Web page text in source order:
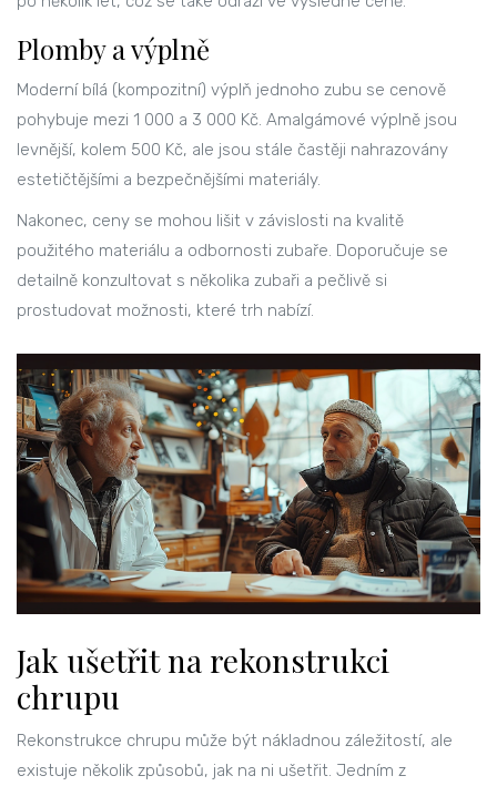
Plomby a výplně
Moderní bílá (kompozitní) výplň jednoho zubu se cenově
pohybuje mezi 1 000 a 3 000 Kč. Amalgámové výplně jsou
levnější, kolem 500 Kč, ale jsou stále častěji nahrazovány
estetičtějšími a bezpečnějšími materiály.
Nakonec, ceny se mohou lišit v závislosti na kvalitě
použitého materiálu a odbornosti zubaře. Doporučuje se
detailně konzultovat s několika zubaři a pečlivě si
prostudovat možnosti, které trh nabízí.
Jak ušetřit na rekonstrukci
chrupu
Rekonstrukce chrupu může být nákladnou záležitostí, ale
existuje několik způsobů, jak na ni ušetřit. Jedním z